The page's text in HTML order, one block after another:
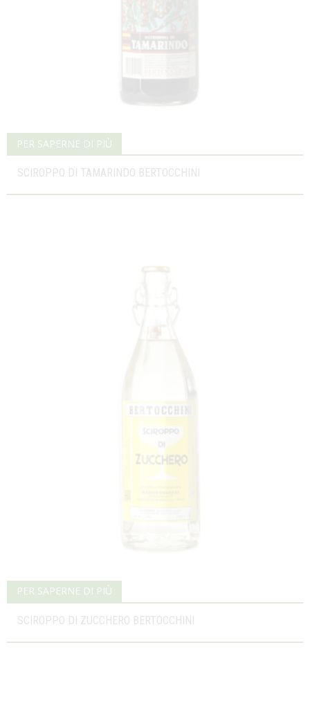
PER SAPERNE DI PIÙ
SCIROPPO DI TAMARINDO BERTOCCHINI
PER SAPERNE DI PIÙ
SCIROPPO DI ZUCCHERO BERTOCCHINI